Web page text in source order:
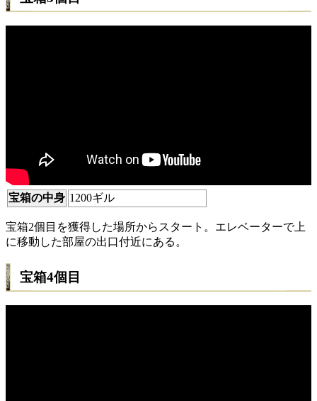
宝箱の中身 1200ギル
宝箱2個目を獲得した場所からスタート。エレベーターで上
に移動した部屋の出口付近にある。
宝箱4個目